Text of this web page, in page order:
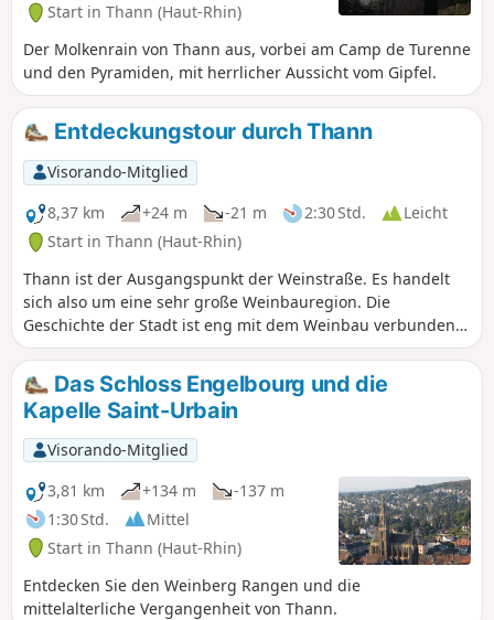
Start in Thann (Haut-Rhin)
Der Molkenrain von Thann aus, vorbei am Camp de Turenne
und den Pyramiden, mit herrlicher Aussicht vom Gipfel.
Entdeckungstour durch Thann
Visorando-Mitglied
8,37 km
+24 m -21 m 2:30 Std.
Leicht
Start in Thann (Haut-Rhin)
Thann ist der Ausgangspunkt der Weinstraße. Es handelt
sich also um eine sehr große Weinbauregion. Die
Geschichte der Stadt ist eng mit dem Weinbau verbunden.
Am Eingang des Thur-Tals gelegen, bietet dieser Rundgang
die Möglichkeit, die Stadt zu besichtigen, die einen
Zwischenstopp wert ist. Zu den Sehenswürdigkeiten zählen
die Stiftskirche Saint-Thiébaut sowie der Hexenturm. Es gibt
mehrere Plätze und Parks, wie den Parc Albert1er und die
Place de Lattre de Tassigny... Alles lädt also dazu ein, in
dieser Stadt einen Zwischenstopp einzulegen, bevor man
weiter nach Lothringen oder ins Elsass fährt.
Das Schloss Engelbourg und die
Kapelle Saint-Urbain
Visorando-Mitglied
3,81 km
+134 m
-137 m
1:30 Std.
Mittel
Start in Thann (Haut-Rhin)
Entdecken Sie den Weinberg Rangen und die
mittelalterliche Vergangenheit von Thann.